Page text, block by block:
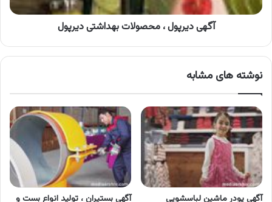
آگهی دیرپول ، محصولات بهداشتی دیرپول
نوشته های مشابه
آگهی پودر ماشین لباسشویی
آگهی بستیران ، تولید انواع بست و